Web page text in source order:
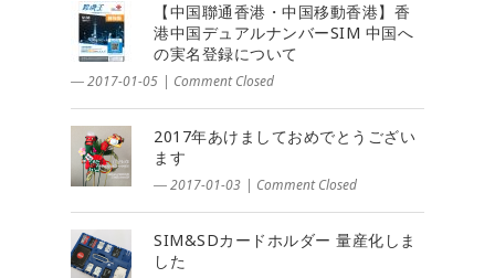
【中国聯通香港・中国移動香港】香
港中国デュアルナンバーSIM 中国へ
の実名登録について
― 2017-01-05 | Comment Closed
2017年あけましておめでとうござい
ます
― 2017-01-03 | Comment Closed
SIM&SDカードホルダー 量産化しま
した